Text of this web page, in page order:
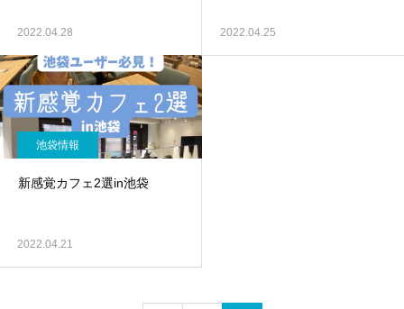
2022.04.28 2022.04.25
池袋情報
新感覚カフェ2選in池袋
2022.04.21